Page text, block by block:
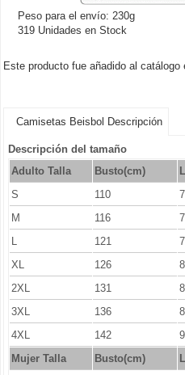
Peso para el envío: 230g
319 Unidades en Stock
Este producto fue añadido al
Camisetas Beisbol Descripción
Descripción del tamaño
Adulto Talla
Busto(cm)
S
110
M
116
L
121
XL
126
2XL
131
3XL
136
4XL
142
Mujer Talla
Busto(cm)